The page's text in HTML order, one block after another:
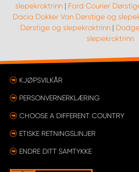
slepekroktrinn| Ford Courier
Dacia Dokker Van Dørstige og
Dørstige og slepekroktrinn |
slepekroktrinn
KJØPSVILKÅR
PERSONVERNERKLÆRING
CHOOSE A DIFFERENT COUNTRY
ETISKE RETNINGSLINJER
ENDRE DITT SAMTYKKE